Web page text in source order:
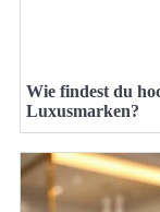
Wie findest du
Luxusmarken?